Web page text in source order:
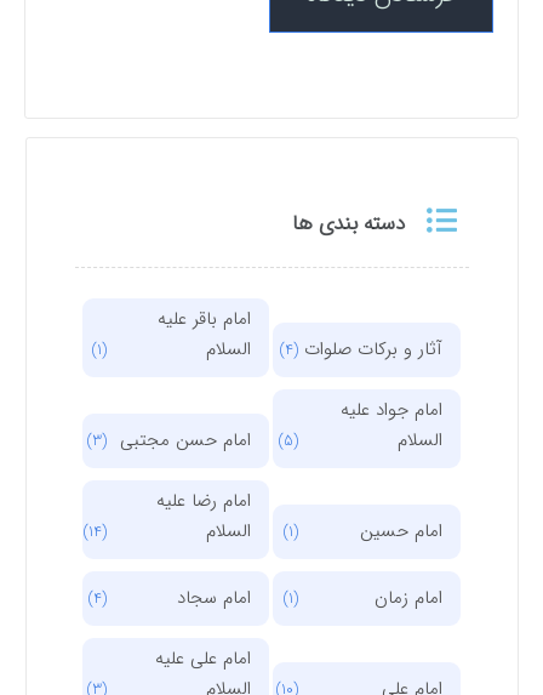
دسته بندی ها
آثار و برکات صلوات(4)
امام باقر علیه
السلام
امام جواد علیه
السلام
امام حسن مجتبی (3)
امام حسین
امام رضا علیه
السلام
امام زمان امام سجاد
امام علی
امام علی علیه
السلام